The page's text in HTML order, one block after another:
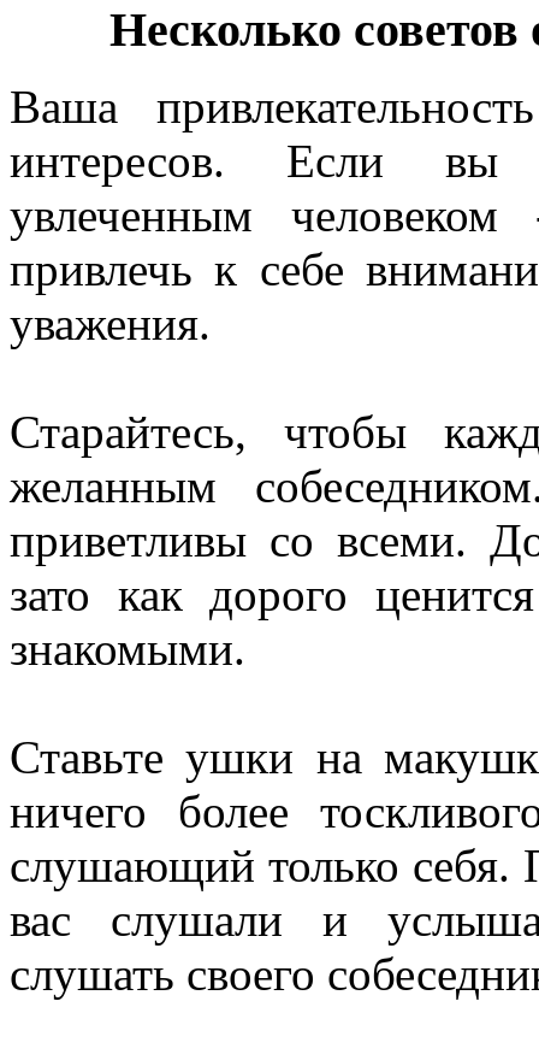
Несколько
Ваша
интересов. Если вы
увлеченным
привлечь к себе
уважения.
Старайтесь, чтобы
желанным
приветливы со всеми.
зато как дорого
знакомыми.
Ставьте ушки на
ничего более
слушающий только себя.
вас слушали и
слушать своего